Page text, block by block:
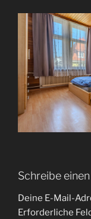
Schreibe
Deine E-Mail-
Erforderliche